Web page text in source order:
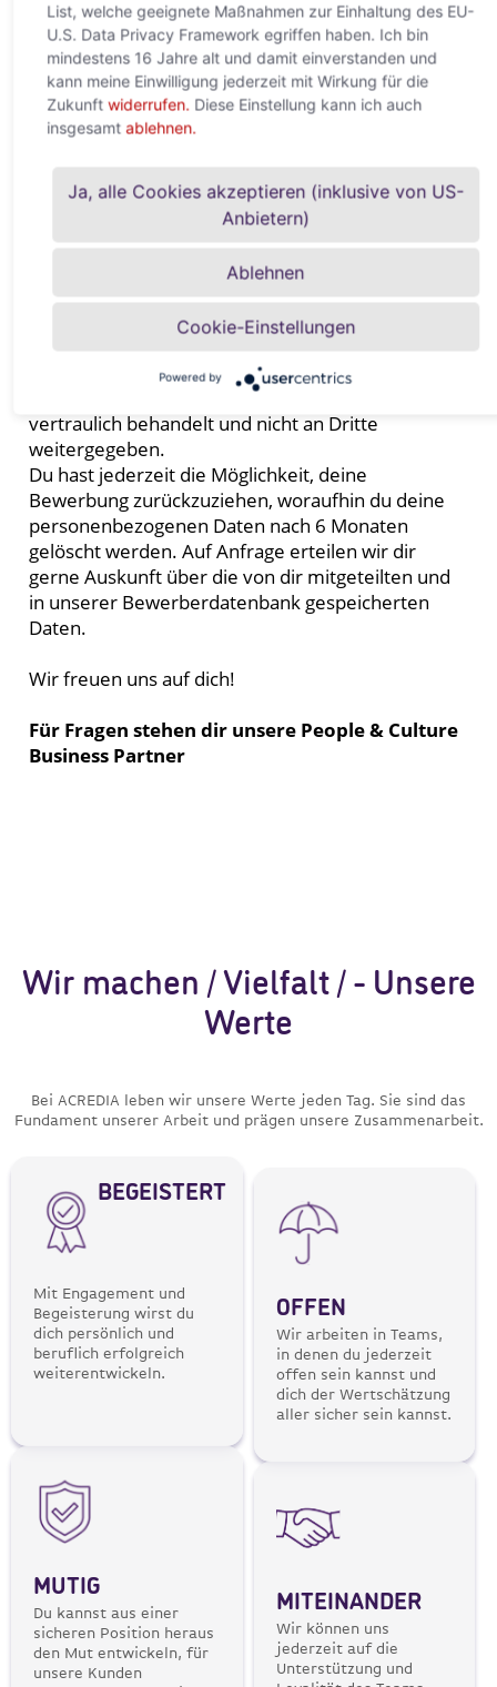
Wir machen / Vielfalt / - Unsere
Werte
Bei ACREDIA leben wir unsere Werte jeden Tag. Sie sind das
Fundament unserer Arbeit und prägen unsere Zusammenarbeit.
BEGEISTERT
Mit Engagement und
Begeisterung wirst du
dich persönlich und
beruflich erfolgreich
weiterentwickeln.
MUTIG
Du kannst aus einer
sicheren Position heraus
den Mut entwickeln, für
unsere Kunden
OFFEN
Wir arbeiten in Teams,
in denen du jederzeit
offen sein kannst und
dich der Wertschätzung
aller sicher sein kannst.
MITEINANDER
Wir können uns
jederzeit auf die
Unterstützung und
List, welche geeignete Maßnahmen zur Einhaltung des EU-
U.S. Data Privacy Framework egriffen haben. Ich bin
mindestens 16 Jahre alt und damit einverstanden und
kann meine Einwilligung jederzeit mit Wirkung für die
Zukunft widerrufen. Diese Einstellung kann ich auch
insgesamt ablehnen.
Ja, alle Cookies akzeptieren (inklusive von US-
Anbietern)
Ablehnen
Cookie-Einstellungen
Powered by